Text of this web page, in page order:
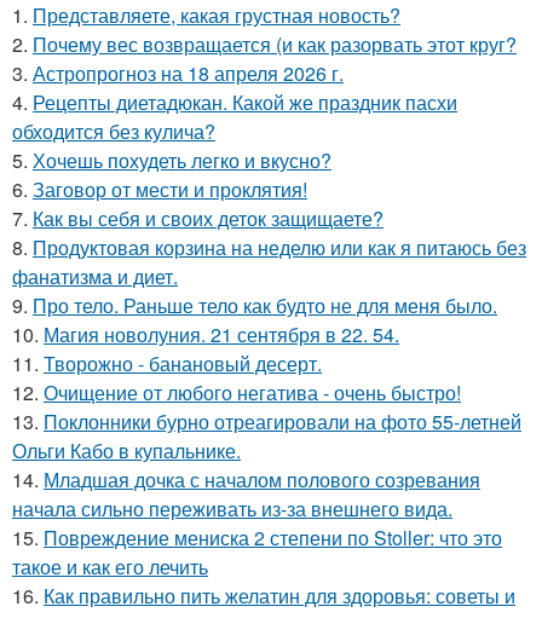
1. Представляете, какая грустная новость?
2. Почему вес возвращается (и как разорвать этот круг?
3. Астропрогноз на 18 апреля 2026 г.
4. Рецепты диетадюкан. Какой же праздник пасхи
обходится без кулича?
5. Хочешь похудеть легко и вкусно?
6. Заговор от мести и проклятия!
7. Как вы себя и своих деток защищаете?
8. Продуктовая корзина на неделю или как я питаюсь без
фанатизма и диет.
9. Про тело. Раньше тело как будто не для меня было.
10. Магия новолуния. 21 сентября в 22. 54.
11. Творожно - банановый десерт.
12. Очищение от любого негатива - очень быстро!
13. Поклонники бурно отреагировали на фото 55-летней
Ольги Кабо в купальнике.
14. Младшая дочка с началом полового созревания
начала сильно переживать из-за внешнего вида.
15. Повреждение мениска 2 степени по Stoller: что это
такое и как его лечить
16. Как правильно пить желатин для здоровья: советы и